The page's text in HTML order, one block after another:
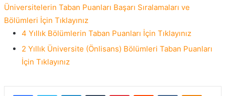
Üniversitelerin Taban Puanları Başarı Sıralamaları ve
Bölümleri İçin Tıklayınız
4 Yıllık Bölümlerin Taban Puanları İçin Tıklayınız
2 Yıllık Üniversite (Önlisans) Bölümleri Taban Puanları
İçin Tıklayınız
FacebookTwitter LinkedInTumblr PinterestReddit VKontakte